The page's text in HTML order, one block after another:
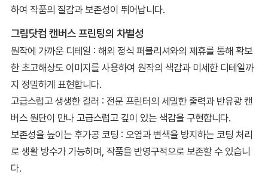
하여 작품의 질감과 보존성이 뛰어납니다.
그림닷컴 캔버스 프린팅의 차별성
원작에 가까운 디테일 : 해외 정식 퍼블리셔와의 제휴를 통해 확보
한 초고해상도 이미지를 사용하여 원작의 색감과 미세한 디테일까
지 정밀하게 표현합니다.
고급스럽고 생생한 컬러 : 전문 프린터의 세밀한 출력과 반유광 캔
버스 원단이 만나 고급스럽고 깊이 있는 색감을 구현합니다.
보존성을 높이는 후가공 코팅 : 오염과 변색을 방지하는 코팅 처리
로 생활 방수가 가능하며, 작품을 반영구적으로 보존할 수 있습니
다.